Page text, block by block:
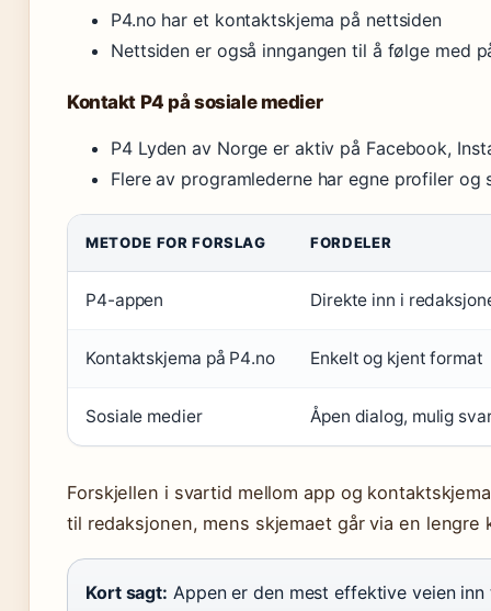
P4.no har et kontaktskjema på nettsiden
Nettsiden er også inngangen til å følge med
Kontakt P4 på sosiale medier
P4 Lyden av Norge er aktiv på Facebook,
Flere av programlederne har egne profiler og
METODE FOR FORSLAG FORDELER
P4-appen Direkte inn i
Kontaktskjema på P4.no Enkelt og kjent format
Sosiale medier Åpen dialog, mulig
Forskjellen i svartid mellom app og
til redaksjonen, mens skjemaet går via en lengre
Kort sagt: Appen er den mest effektive veien